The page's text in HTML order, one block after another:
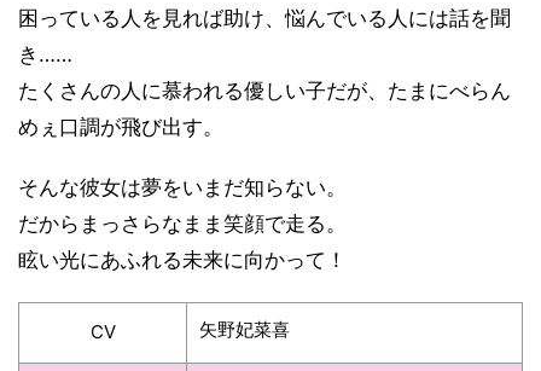
困っている人を見れば助け、悩んでいる人には話を聞
き……
たくさんの人に慕われる優しい子だが、たまにべらん
めぇ口調が飛び出す。
そんな彼女は夢をいまだ知らない。
だからまっさらなまま笑顔で走る。
眩い光にあふれる未来に向かって！
CV 矢野妃菜喜